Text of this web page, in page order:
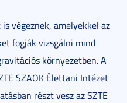
végeznek, amelyekkel az
fogják vizsgálni mind
környezetben. A
SZAOK Élettani Intézet
részt vesz az SZTE